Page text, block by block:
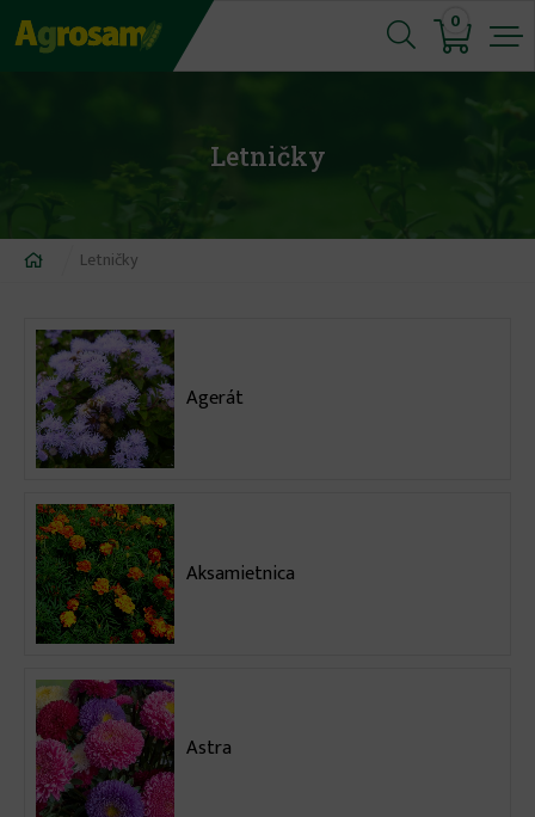
Jump
to
0
Letničky
Nachádzate
tu
Letničky
Agerát
Aksamietnica
Astra